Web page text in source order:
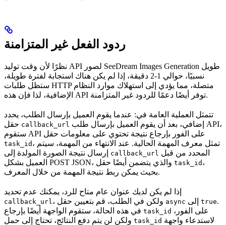
ردود الفعل غير المتزامنة
نظرًا لأن وقت توليد API لصور SeeDream Images Generation طويل
نسبيًا، حوالي 1-2 دقيقة، إذا لم يكن هناك استجابة لفترة طويلة،
ستظل طلبات HTTP متصلة، مما يؤدي إلى استهلاك موارد النظام
الإضافية، لذا فإن هذه API توفر أيضًا دعمًا للردود غير المتزامنة.
تتمثل العملية العامة في: عندما يقوم العميل بإرسال الطلب، يحدد
callback_url
ستقوم API على الفور بإرجاع نتيجة تحتوي على معلومات حقل
task_id ، تمثل معرف المهمة الحالية. عند الانتهاء من المهمة، سيتم
callback_url
task_id ،
بحيث يمكن ربط نتيجة المهمة من خلال المعرف.
إذا لم يكن لديك عنوان عام متاح للرد، يمكنك عدم تحديد
callback_url async true.
task_id
task_id لاستدعاء واجهة